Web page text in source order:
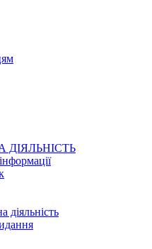
діяльність